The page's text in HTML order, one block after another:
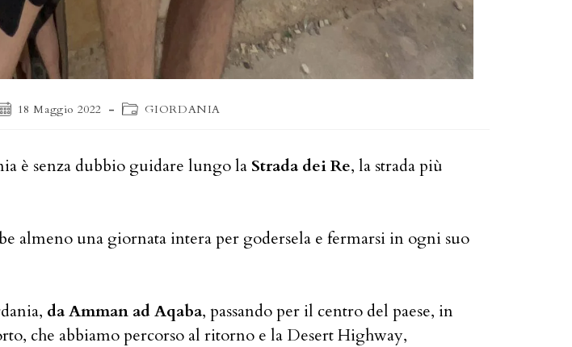
18 Maggio 2022
Categoria
GIORDANIA
è senza dubbio guidare lungo la Strada dei Re, la strada più
almeno una giornata intera per godersela e fermarsi in ogni suo
da Amman ad Aqaba, passando per il centro del paese, in
che abbiamo percorso al ritorno e la Desert Highway,